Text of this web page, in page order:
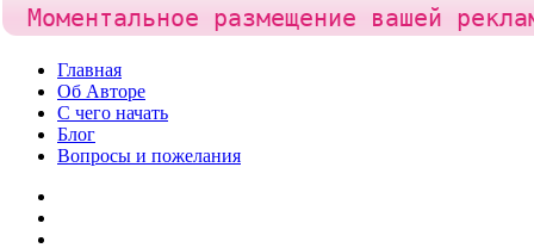
Skip
content
Главная
Об Авторе
С чего начать
Блог
Вопросы и пожелания
Моментальное размещение вашей